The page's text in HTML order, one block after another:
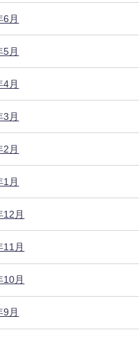
6月
5月
4月
3月
2月
1月
12月
11月
10月
9月